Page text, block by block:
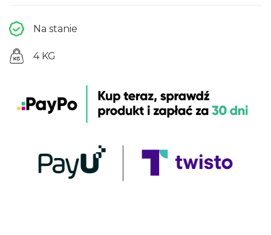
Na stanie
4 KG